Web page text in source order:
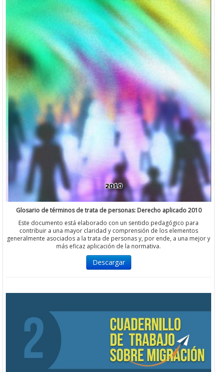
Glosario de términos de trata de personas: Derecho aplicado 2010
Este documento está elaborado con un sentido pedagógico para
contribuir a una mayor claridad y comprensión de los elementos
generalmente asociados a la trata de personas y, por ende, a una mejor y
más eficaz aplicación de la normativa.
Descargar